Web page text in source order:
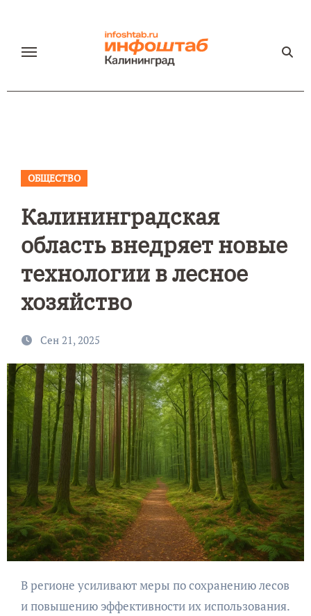
содержанию
ОБЩЕСТВО
Калининградская
область внедряет новые
технологии в лесное
хозяйство
Сен 21, 2025
В регионе усиливают меры по сохранению лесов
и повышению эффективности их использования.